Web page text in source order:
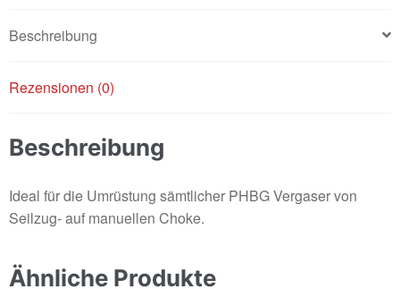
Beschreibung
Rezensionen (0)
Beschreibung
Ideal für die Umrüstung sämtlicher PHBG Vergaser von
Seilzug- auf manuellen Choke.
Ähnliche Produkte